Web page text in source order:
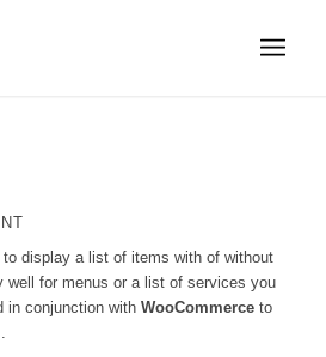
display a list of items with of without
well for menus or a list of services you
in conjunction with WooCommerceto